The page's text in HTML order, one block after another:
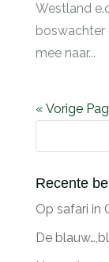
Westland
boswachter
mee naar...
« Vorige
Recente
Op safari in
De